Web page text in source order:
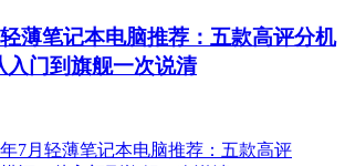
薄笔记本电脑推荐：五款高评分机
入门到旗舰一次说清